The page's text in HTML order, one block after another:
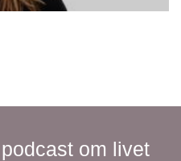
om livet